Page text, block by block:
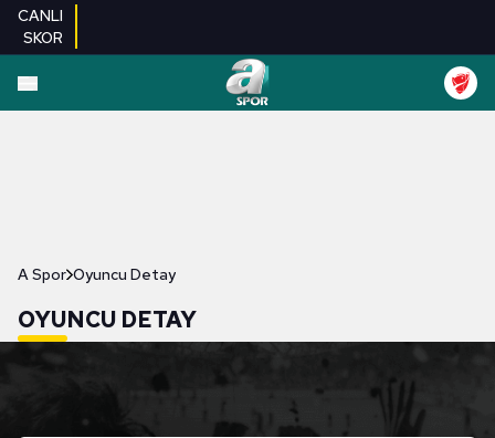
CANLI
SKOR
A Spor Oyuncu Detay
OYUNCU DETAY